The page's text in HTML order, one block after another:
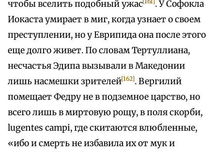
чтобы вселить подобный ужас
. У Софокла
Иокаста умирает в миг, когда узнает о своем
преступлении, но у Еврипида она после этого
еще долго живет. По словам Тертуллиана,
несчастья Эдипа вызывали в Македонии
лишь насмешки зрителей[162]. Вергилий
помещает Федру не в подземное царство, но
всего лишь в миртовую рощу, в поля скорби,
lugentes campi, где скитаются влюбленные,
«ибо и смерть не избавила их от мук и